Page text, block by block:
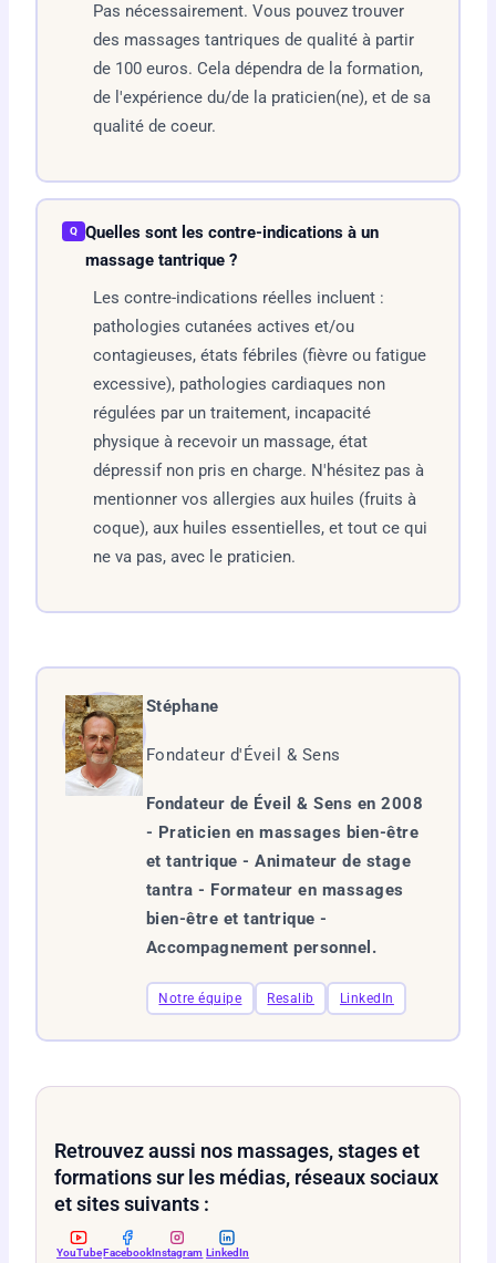
Pas nécessairement. Vous pouvez trouver
des massages tantriques de qualité à partir
de 100 euros. Cela dépendra de la formation,
de l'expérience du/de la praticien(ne), et de sa
qualité de coeur.
Q
Quelles sont les contre-indications à un
massage tantrique ?
Les contre-indications réelles incluent :
pathologies cutanées actives et/ou
contagieuses, états fébriles (fièvre ou fatigue
excessive), pathologies cardiaques non
régulées par un traitement, incapacité
physique à recevoir un massage, état
dépressif non pris en charge. N'hésitez pas à
mentionner vos allergies aux huiles (fruits à
coque), aux huiles essentielles, et tout ce qui
ne va pas, avec le praticien.
Stéphane
Fondateur d'Éveil & Sens
Fondateur de Éveil & Sens en 2008
- Praticien en massages bien-être
et tantrique - Animateur de stage
tantra - Formateur en massages
bien-être et tantrique -
Accompagnement personnel.
Notre équipe Resalib LinkedIn
Retrouvez aussi nos massages, stages et
formations sur les médias, réseaux sociaux
et sites suivants :
YouTubeFacebookInstagram LinkedIn